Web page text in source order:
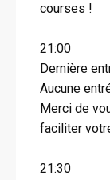
courses !
21:00
Dernière
Aucune
Merci de
faciliter
21:30